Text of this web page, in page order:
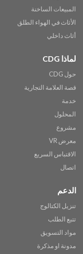
المبيعات الساخنة
الأثاث في الهواء الطلق
أثاث داخلي
لماذا CDG
حول CDG
قصة العلامة التجارية
خدمة
المحلول
مشروع
معرض VR
الاقتباس السريع
اتصال
الدعم
تنزيل الكتالوج
تتبع الطلب
مواد التسويق
مدونة او مذكرة